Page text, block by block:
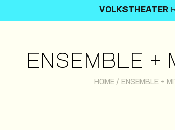
VOLKSTHEATER
ENSEMBLE +
HOME / ENSEMBLE +